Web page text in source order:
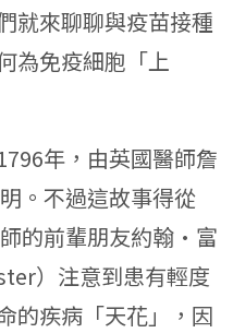
就來聊聊與疫苗接種
為免疫細胞「上
年，由英國醫師詹
。不過這故事得從
的前輩朋友約翰•富
）注意到患有輕度
的疾病「天花」，因